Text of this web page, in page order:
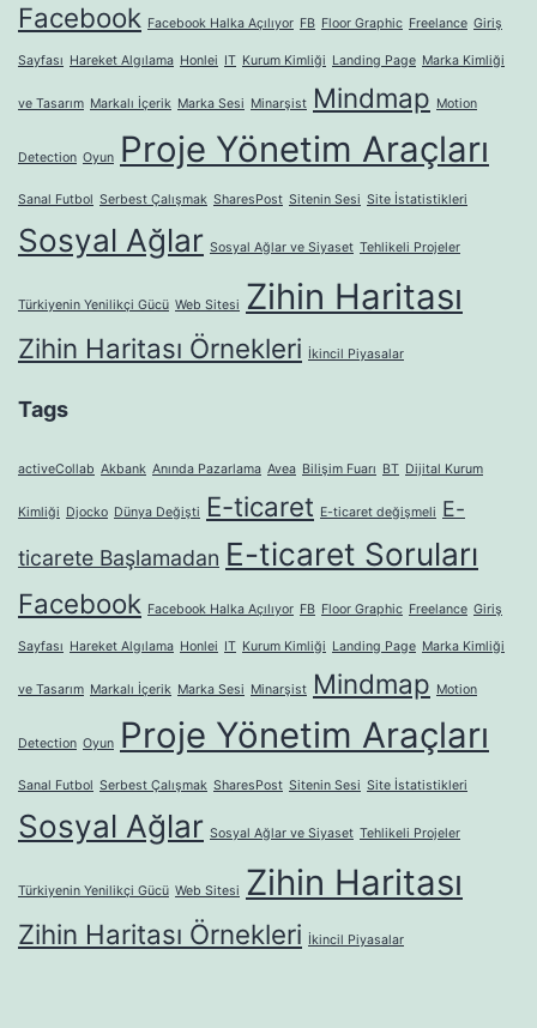
Facebook Facebook Halka Açılıyor FB Floor Graphic Freelance Giriş
Sayfası Hareket Algılama Honlei IT Kurum Kimliği Landing Page Marka Kimliği
ve Tasarım Markalı İçerik Marka Sesi Minarşist Mindmap Motion
Detection Oyun Proje Yönetim Araçları
Sanal Futbol Serbest Çalışmak SharesPost Sitenin Sesi Site İstatistikleri
Sosyal Ağlar Sosyal Ağlar ve Siyaset Tehlikeli Projeler
Türkiyenin Yenilikçi Gücü Web Sitesi Zihin Haritası
Zihin Haritası Örnekleri İkincil Piyasalar
Tags
activeCollab Akbank Anında Pazarlama Avea Bilişim Fuarı BT Dijital Kurum
Kimliği Djocko Dünya Değişti E-ticaret E-ticaret değişmeli E-
ticarete Başlamadan E-ticaret Soruları
Facebook Facebook Halka Açılıyor FB Floor Graphic Freelance Giriş
Sayfası Hareket Algılama Honlei IT Kurum Kimliği Landing Page Marka Kimliği
ve Tasarım Markalı İçerik Marka Sesi Minarşist Mindmap Motion
Detection Oyun Proje Yönetim Araçları
Sanal Futbol Serbest Çalışmak SharesPost Sitenin Sesi Site İstatistikleri
Sosyal Ağlar Sosyal Ağlar ve Siyaset Tehlikeli Projeler
Türkiyenin Yenilikçi Gücü Web Sitesi Zihin Haritası
Zihin Haritası Örnekleri İkincil Piyasalar